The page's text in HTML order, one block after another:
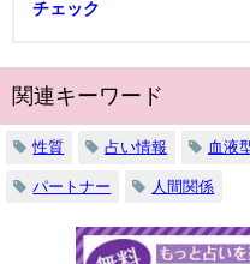
チェック
関連キーワード
性質 占い情報 血液
パートナー 人間関係